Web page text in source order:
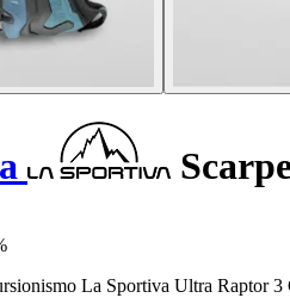
La Sportiva Ultra Raptor